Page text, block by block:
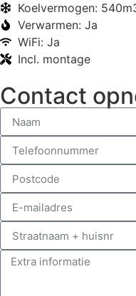
Koelvermogen:
Verwarmen: Ja
WiFi: Ja
Incl. montage
Contact